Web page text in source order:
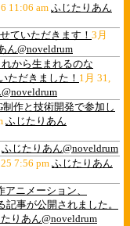
11:06 am ふじたりあん
ていただきます！ 3月
ん@noveldrum
から生まれるのな
ただきました！ 1月 31,
作と技術開発で参加し
ふじたりあん
ふじたりあん@noveldrum
7:56 pmふじたりあん
ニメーション、
記事が公開されました。
りあん@noveldrum